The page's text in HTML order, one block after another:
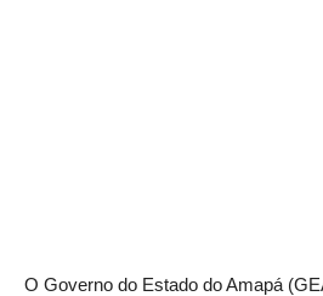
O Governo do Estado do Amapá